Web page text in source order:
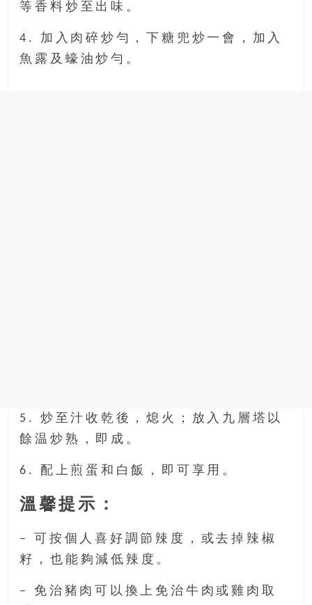
等香料炒至出味。
4. 加入肉碎炒勻，下糖兜炒一會，加入
魚露及蠔油炒勻。
5. 炒至汁收乾後，熄火；放入九層塔以
餘温炒熟，即成。
6. 配上煎蛋和白飯，即可享用。
溫馨提示：
– 可按個人喜好調節辣度，或去掉辣椒
籽，也能夠減低辣度。
– 免治豬肉可以換上免治牛肉或雞肉取